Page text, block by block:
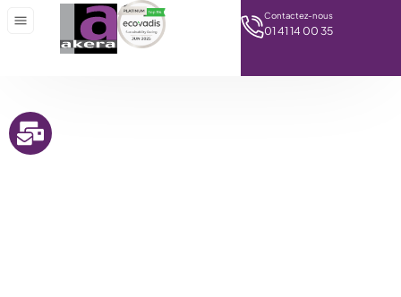
Contactez-nous
01 41 14 00 35